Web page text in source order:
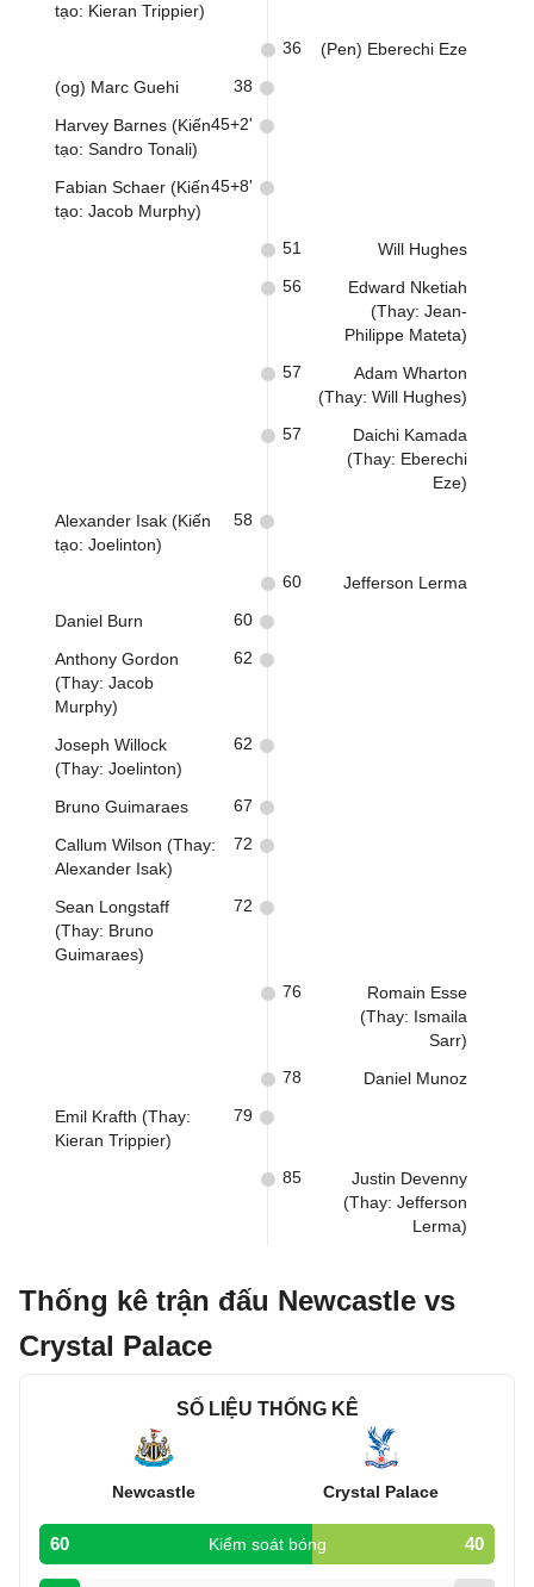
tạo: Kieran Trippier)
(Pen) Eberechi Eze
36
(og) Marc Guehi 38
Harvey Barnes (Kiến
tạo: Sandro Tonali)
45+2'
Fabian Schaer (Kiến
tạo: Jacob Murphy)
45+8'
Will Hughes
51
Edward Nketiah
(Thay: Jean-
Philippe Mateta)
56
Adam Wharton
(Thay: Will Hughes)
57
Daichi Kamada
(Thay: Eberechi
Eze)
57
Alexander Isak (Kiến
tạo: Joelinton)
58
Jefferson Lerma
60
Daniel Burn 60
Anthony Gordon
(Thay: Jacob
Murphy)
62
Joseph Willock
(Thay: Joelinton)
62
Bruno Guimaraes 67
Callum Wilson (Thay:
Alexander Isak)
72
Sean Longstaff
(Thay: Bruno
Guimaraes)
72
Romain Esse
(Thay: Ismaila
Sarr)
76
Daniel Munoz
78
Emil Krafth (Thay:
Kieran Trippier)
79
Justin Devenny
(Thay: Jefferson
Lerma)
85
Thống kê trận đấu Newcastle vs
Crystal Palace
SỐ LIỆU THỐNG KÊ
Newcastle Crystal Palace
60 Kiểm soát bóng 40